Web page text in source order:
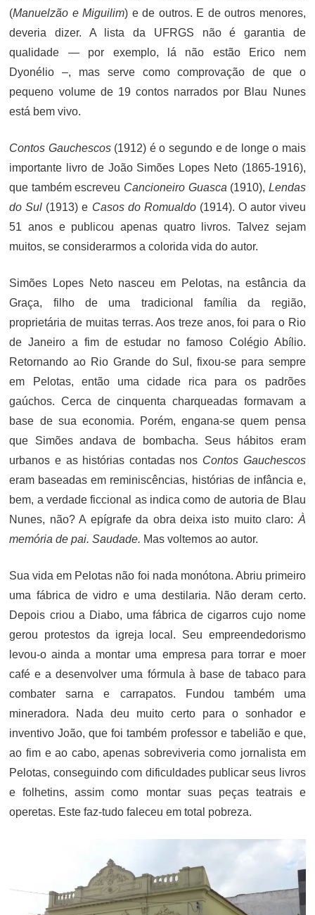
(Manuelzão e Miguilim) e de outros. E de outros menores,
deveria dizer. A lista da UFRGS não é garantia de
qualidade — por exemplo, lá não estão Erico nem
Dyonélio –, mas serve como comprovação de que o
pequeno volume de 19 contos narrados por Blau Nunes
está bem vivo.
Contos Gauchescos(1912) é o segundo e de longe o mais
importante livro de João Simões Lopes Neto (1865-1916),
que também escreveu Cancioneiro Guasca (1910), Lendas
do Sul (1913) e Casos do Romualdo(1914). O autor viveu
51 anos e publicou apenas quatro livros. Talvez sejam
muitos, se considerarmos a colorida vida do autor.
Simões Lopes Neto nasceu em Pelotas, na estância da
Graça, filho de uma tradicional família da região,
proprietária de muitas terras. Aos treze anos, foi para o Rio
de Janeiro a fim de estudar no famoso Colégio Abílio.
Retornando ao Rio Grande do Sul, fixou-se para sempre
em Pelotas, então uma cidade rica para os padrões
gaúchos. Cerca de cinquenta charqueadas formavam a
base de sua economia. Porém, engana-se quem pensa
que Simões andava de bombacha. Seus hábitos eram
urbanos e as histórias contadas nos Contos Gauchescos
eram baseadas em reminiscências, histórias de infância e,
bem, a verdade ficcional as indica como de autoria de Blau
Nunes, não? A epígrafe da obra deixa isto muito claro: À
memória de pai. Saudade. Mas voltemos ao autor.
Sua vida em Pelotas não foi nada monótona. Abriu primeiro
uma fábrica de vidro e uma destilaria. Não deram certo.
Depois criou a Diabo, uma fábrica de cigarros cujo nome
gerou protestos da igreja local. Seu empreendedorismo
levou-o ainda a montar uma empresa para torrar e moer
café e a desenvolver uma fórmula à base de tabaco para
combater sarna e carrapatos. Fundou também uma
mineradora. Nada deu muito certo para o sonhador e
inventivo João, que foi também professor e tabelião e que,
ao fim e ao cabo, apenas sobreviveria como jornalista em
Pelotas, conseguindo com dificuldades publicar seus livros
e folhetins, assim como montar suas peças teatrais e
operetas. Este faz-tudo faleceu em total pobreza.